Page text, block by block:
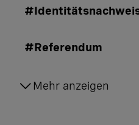
#Referendum
Mehr anzeigen
#Staat